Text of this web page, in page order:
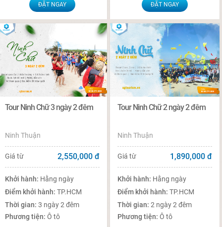
ĐẶT NGAY ĐẶT NGAY
Tour Ninh Chữ 3 ngày 2 đêm
Ninh Thuận
Giá từ 2,550,000 đ
Khởi hành: Hằng ngày
Điểm khởi hành:TP.HCM
Thời gian:3 ngày 2 đêm
Phương tiện:Ô tô
Tour Ninh Chữ 2 ngày 2 đêm
Ninh Thuận
Giá từ 1,890,000 đ
Khởi hành: Hằng ngày
Điểm khởi hành:TP.HCM
Thời gian:2 ngày 2 đêm
Phương tiện:Ô tô